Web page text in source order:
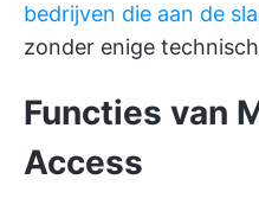
bedrijven die aan de
zonder enige
Functies van
Access